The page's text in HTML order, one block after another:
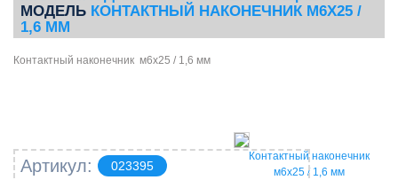
МОДЕЛЬ КОНТАКТНЫЙ НАКОНЕЧНИК М6Х25 /
1,6 ММ
Контактный наконечник м6х25 / 1,6 мм
Контактный наконечник
м6х25 / 1,6 мм
Артикул: 023395